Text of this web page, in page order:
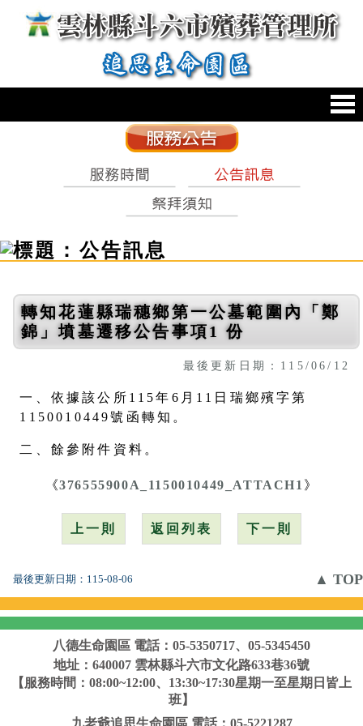
跳到主要內容區塊
轉知花蓮縣瑞穗鄉第一公墓範圍內「鄭
錦」墳墓遷移公告事項1 份
最後更新日期：115/06/12
一、依據該公所115年6月11日瑞鄉殯字第
1150010449號函轉知。
二、餘參附件資料。
《376555900A_1150010449_ATTACH1 》
上一則 返回列表 下一則
最後更新日期： 115-08-06 ▲ TOP
八德生命園區 電話：05-5350717、05-5345450
地址：640007 雲林縣斗六市文化路633巷36號
【服務時間：08:00~12:00、13:30~17:30星期一至星期日皆上
班】
九老爺追思生命園區 電話：05-5221287